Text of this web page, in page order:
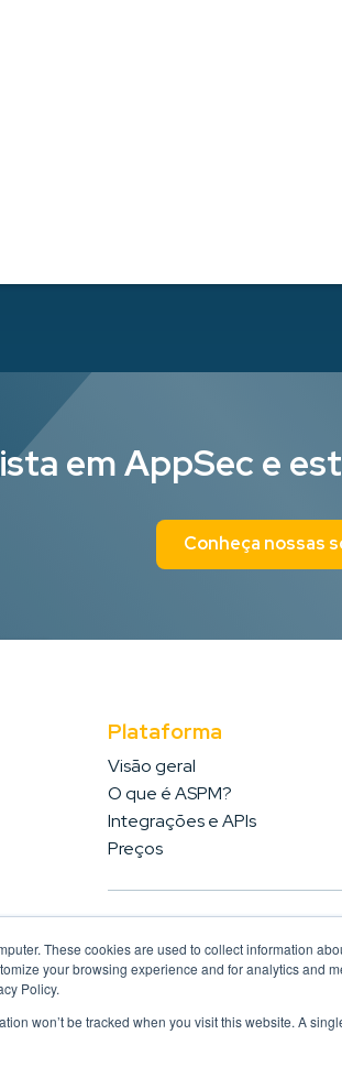
These cookies are used to collect information
your browsing experience and for analytics and
Policy.
won’t be tracked when you visit this website. A
em AppSec e
Conheça nossas
Plataforma
Visão geral
O que é ASPM?
Integrações e APIs
Preços
Nos siga nas redes sociais